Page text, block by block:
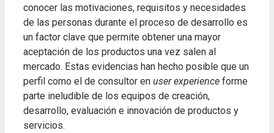
conocer las motivaciones, requisitos y necesidades
de las personas durante el proceso de desarrollo es
un factor clave que permite obtener una mayor
aceptación de los productos una vez salen al
mercado. Estas evidencias han hecho posible que un
perfil como el de consultor en user experience forme
parte ineludible de los equipos de creación,
desarrollo, evaluación e innovación de productos y
servicios.